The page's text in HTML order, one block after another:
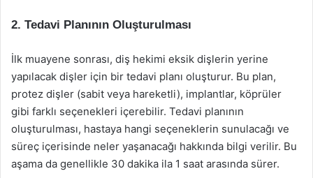
2. Tedavi Planının Oluşturulması
İlk muayene sonrası, diş hekimi eksik dişlerin yerine
yapılacak dişler için bir tedavi planı oluşturur. Bu plan,
protez dişler (sabit veya hareketli), implantlar, köprüler
gibi farklı seçenekleri içerebilir. Tedavi planının
oluşturulması, hastaya hangi seçeneklerin sunulacağı ve
süreç içerisinde neler yaşanacağı hakkında bilgi verilir. Bu
aşama da genellikle 30 dakika ila 1 saat arasında sürer.